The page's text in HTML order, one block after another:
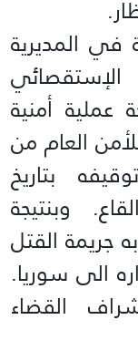
في المديرية
الإستقصائي
عملية أمنية
العام من
بتاريخ
وبنتيجة
جريمة القتل
الى سوريا.
القضاء